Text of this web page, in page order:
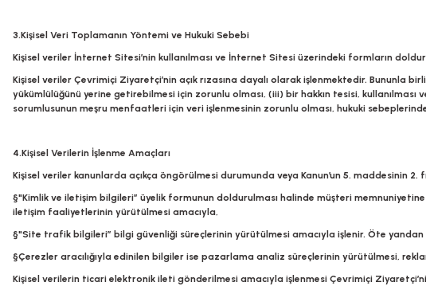
3.Kişisel Veri Toplamanın Yöntemi ve Hukuki Sebebi
Kişisel veriler İnternet Sitesi’nin kullanılması ve İnternet Sitesi üzerindeki formların
Kişisel veriler Çevrimiçi Ziyaretçi’nin açık rızasına dayalı olarak işlenmektedir. Bununla
yükümlülüğünü yerine getirebilmesi için zorunlu olması, (iii) bir hakkın tesisi,
sorumlusunun meşru menfaatleri için veri işlenmesinin zorunlu olması, hukuki
4.Kişisel Verilerin İşlenme Amaçları
Kişisel veriler kanunlarda açıkça öngörülmesi durumunda veya Kanun’un 5. maddesinin
§"Kimlik ve iletişim bilgileri” üyelik formunun doldurulması halinde müşteri
iletişim faaliyetlerinin yürütülmesi amacıyla,
§"Site trafik bilgileri” bilgi güvenliği süreçlerinin yürütülmesi amacıyla işlenir. Öte yandan
§Çerezler aracılığıyla edinilen bilgiler ise pazarlama analiz süreçlerinin yürütülmesi,
Kişisel verilerin ticari elektronik ileti gönderilmesi amacıyla işlenmesi Çevrimiçi